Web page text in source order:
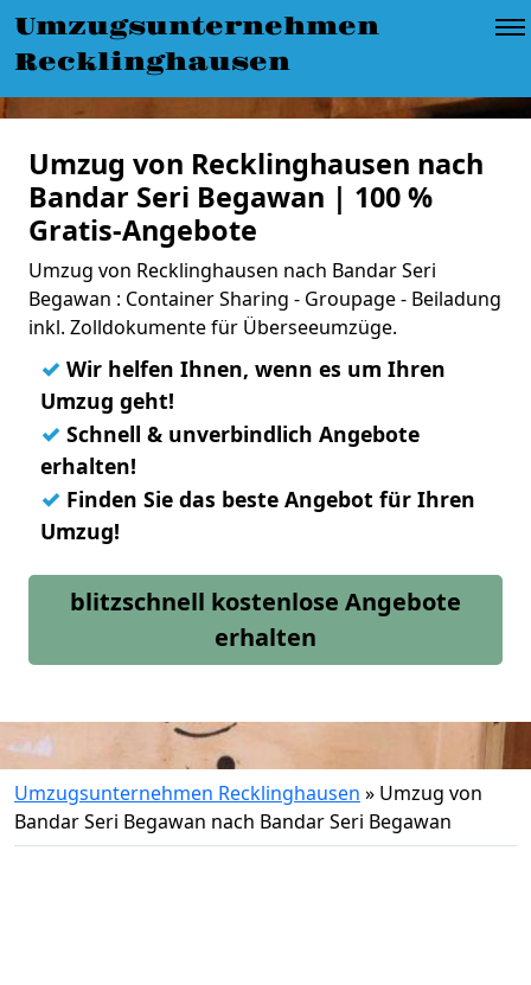
Umzugsunternehmen
Recklinghausen
Umzug von Recklinghausen nach
Bandar Seri Begawan | 100 %
Gratis-Angebote
Umzug von Recklinghausen nach Bandar Seri
Begawan : Container Sharing - Groupage - Beiladung
inkl. Zolldokumente für Überseeumzüge.
✓ Wir helfen Ihnen, wenn es um Ihren
Umzug geht!
✓ Schnell & unverbindlich Angebote
erhalten!
✓ Finden Sie das beste Angebot für Ihren
Umzug!
blitzschnell kostenlose Angebote
erhalten
Umzugsunternehmen Recklinghausen » Umzug von
Bandar Seri Begawan nach Bandar Seri Begawan